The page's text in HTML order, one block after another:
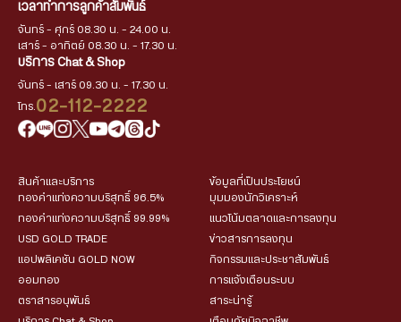
เวลาทำการลูกค้าสัมพันธ์
จันทร์ - ศุกร์ 08.30 น. - 24.00 น.
เสาร์ - อาทิตย์ 08.30 น. - 17.30 น.
บริการ Chat & Shop
จันทร์ - เสาร์ 09.30 น. - 17.30 น.
โทร. 02-112-2222
สินค้าและบริการ
ทองคำแท่งความบริสุทธิ์ 96.5%
ทองคำแท่งความบริสุทธิ์ 99.99%
USD GOLD TRADE
แอปพลิเคชัน GOLD NOW
ออมทอง
ตราสารอนุพันธ์
ข้อมูลที่เป็นประโยชน์
มุมมองนักวิเคราะห์
แนวโน้มตลาดและการลงทุน
ข่าวสารการลงทุน
กิจกรรมและประชาสัมพันธ์
การแจ้งเตือนระบบ
สาระน่ารู้